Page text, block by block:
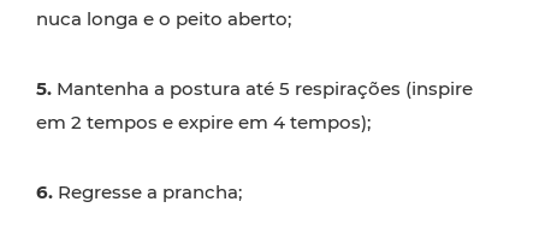
nuca longa e o peito aberto;
5. Mantenha a postura até 5 respirações (inspire
em 2 tempos e expire em 4 tempos);
6. Regresse a prancha;